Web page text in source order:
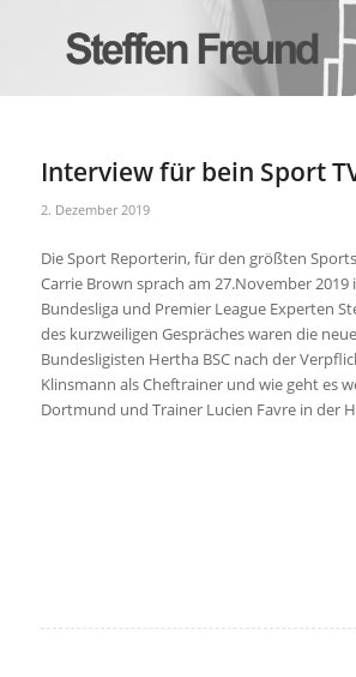
Interview für bein Sport
2. Dezember 2019
Die Sport Reporterin, für den größten
Carrie Brown sprach am 27.November
Bundesliga und Premier League Experten
des kurzweiligen Gespräches waren die
Bundesligisten Hertha BSC nach der
Klinsmann als Cheftrainer und wie geht es
Dortmund und Trainer Lucien Favre in der